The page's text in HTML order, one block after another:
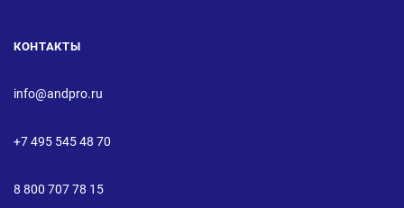
КОНТАКТЫ
info@andpro.ru
+7 495 545 48 70
8 800 707 78 15